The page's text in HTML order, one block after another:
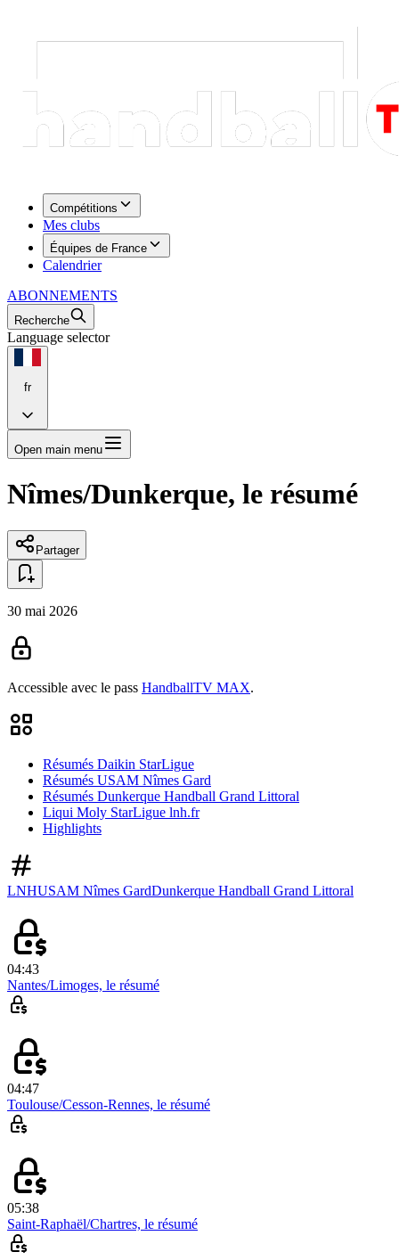
Compétitions
Mes clubs
Équipes de France
Calendrier
ABONNEMENTS
Recherche
Language selector
fr
Open main menu
Nîmes/Dunkerque, le résumé
Partager
30 mai 2026
Accessible avec le pass HandballTV MAX.
Résumés Daikin StarLigue
Résumés USAM Nîmes Gard
Résumés Dunkerque Handball Grand Littoral
Liqui Moly StarLigue lnh.fr
Highlights
LNHUSAM Nîmes GardDunkerque Handball Grand Littoral
04:43
Nantes/Limoges, le résumé
04:47
Toulouse/Cesson-Rennes, le résumé
05:38
Saint-Raphaël/Chartres, le résumé